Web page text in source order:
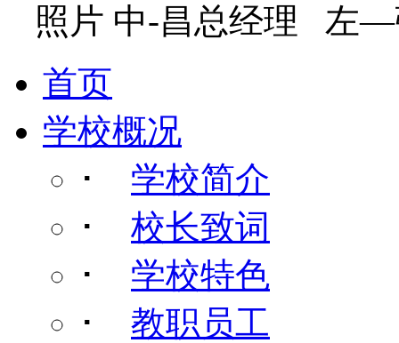
照片 中-昌总经理 左
首页
学校概况
･ 学校简介
･ 校长致词
･ 学校特色
･ 教职员工